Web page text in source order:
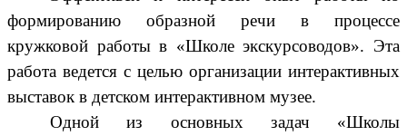
формированию образной речи в процессе
кружковой работы в «Школе экскурсоводов». Эта
работа ведется с целью организации интерактивных
выставок в детском интерактивном музее.
Одной из основных задач «Школы